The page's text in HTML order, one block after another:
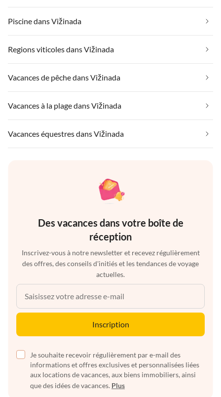
Piscine dans Vižinada
Regions viticoles dans Vižinada
Vacances de pêche dans Vižinada
Vacances à la plage dans Vižinada
Vacances équestres dans Vižinada
Des vacances dans votre boîte de
réception
Inscrivez-vous à notre newsletter et recevez régulièrement
des offres, des conseils d'initiés et les tendances de voyage
actuelles.
Inscription
Je souhaite recevoir régulièrement par e-mail des
informations et offres exclusives et personnalisées liées
aux locations de vacances, aux biens immobiliers, ainsi
que des idées de vacances. Plus